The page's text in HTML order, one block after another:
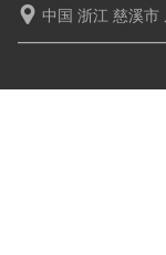
 中国 浙江 慈溪市